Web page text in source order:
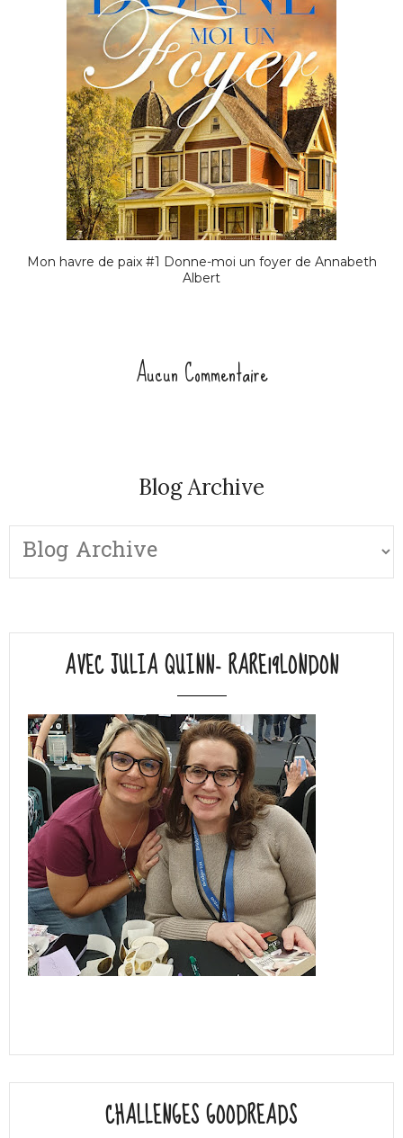
Mon havre de paix #1 Donne-moi un foyer de Annabeth
Albert
Aucun Commentaire
Blog Archive
AVEC JULIA QUINN- RARE19LONDON
CHALLENGES GOODREADS